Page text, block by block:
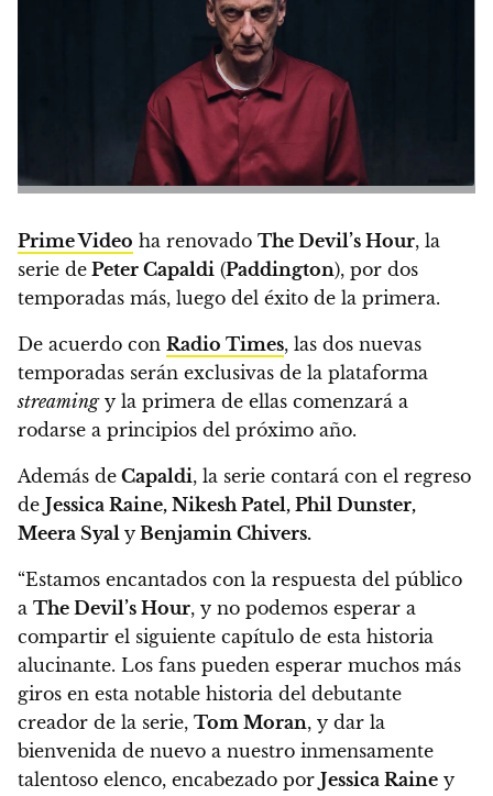
Prime Video ha renovado The Devil’s Hour, la
serie de Peter Capaldi (Paddington), por dos
temporadas más, luego del éxito de la primera.
De acuerdo con Radio Times, las dos nuevas
temporadas serán exclusivas de la plataforma
streamingy la primera de ellas comenzará a
rodarse a principios del próximo año.
Además de Capaldi, la serie contará con el regreso
de Jessica Raine, Nikesh Patel, Phil Dunster,
Meera Syal y Benjamin Chivers.
“Estamos encantados con la respuesta del público
a The Devil’s Hour, y no podemos esperar a
compartir el siguiente capítulo de esta historia
alucinante. Los fans pueden esperar muchos más
giros en esta notable historia del debutante
creador de la serie, Tom Moran, y dar la
bienvenida de nuevo a nuestro inmensamente
talentoso elenco, encabezado por Jessica Raine y